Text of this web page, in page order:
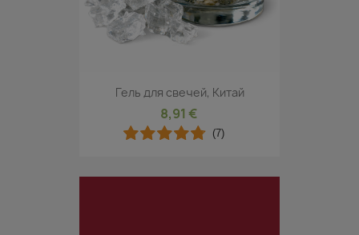
Гель для свечей, Китай
8,91 €
(7)